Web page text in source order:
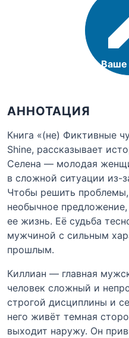
Ваше
АННОТАЦИЯ
Книга «(не) Фиктивные
Shine, рассказывает
Селена — молодая
в сложной ситуации из-
Чтобы решить проблемы,
необычное
ее жизнь. Её судьба
мужчиной с сильным
прошлым.
Киллиан — главная
человек сложный и
строгой дисциплины и
него живёт темная
выходит наружу. Он